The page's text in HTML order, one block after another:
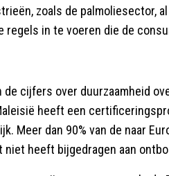
zoals de palmoliesector,
regels in te voeren die de
cijfers over duurzaamheid
heeft een
Meer dan 90% van de naar
heeft bijgedragen aan